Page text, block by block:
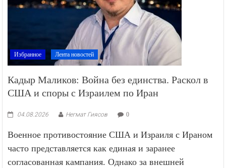
Избранное Лента новостей
Кадыр Маликов: Война без единства. Раскол в
США и споры с Израилем по Иран
04.08.2026 Негмат Гиясов 0
Военное противостояние США и Израиля с Ираном
часто представляется как единая и заранее
согласованная кампания. Однако за внешней